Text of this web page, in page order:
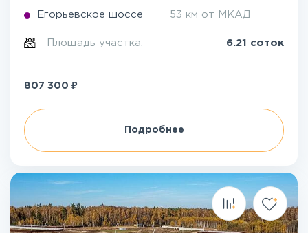
Егорьевское шоссе 53 км от МКАД
Площадь участка: 6.21 соток
807 300 ₽
Подробнее